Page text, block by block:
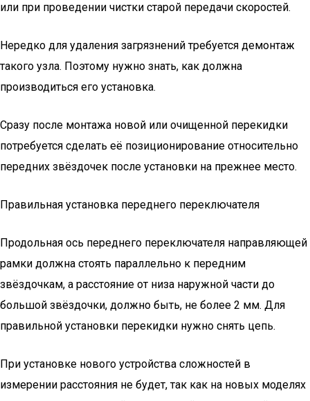
или при проведении чистки старой передачи скоростей.
Нередко для удаления загрязнений требуется демонтаж
такого узла. Поэтому нужно знать, как должна
производиться его установка.
Сразу после монтажа новой или очищенной перекидки
потребуется сделать её позиционирование относительно
передних звёздочек после установки на прежнее место.
Правильная установка переднего переключателя
Продольная ось переднего переключателя направляющей
рамки должна стоять параллельно к передним
звёздочкам, а расстояние от низа наружной части до
большой звёздочки, должно быть, не более 2 мм. Для
правильной установки перекидки нужно снять цепь.
При установке нового устройства сложностей в
измерении расстояния не будет, так как на новых моделях